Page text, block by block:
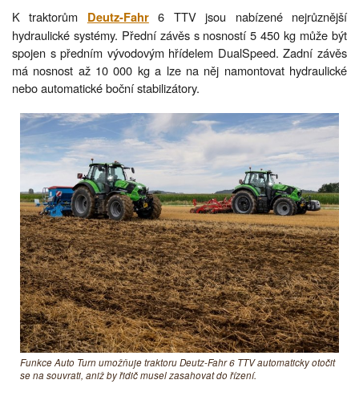
K traktorům Deutz-Fahr6 TTV jsou nabízené nejrůznější
hydraulické systémy. Přední závěs s nosností 5 450 kg může být
spojen s předním vývodovým hřídelem DualSpeed. Zadní závěs
má nosnost až 10 000 kg a lze na něj namontovat hydraulické
nebo automatické boční stabilizátory.
Funkce Auto Turn umožňuje traktoru Deutz-Fahr 6 TTV automaticky otočit
se na souvrati, aniž by řidič musel zasahovat do řízení.